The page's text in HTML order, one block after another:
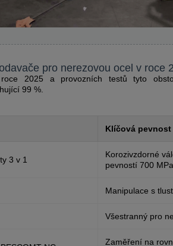
pro nerezovou ocel v roce
2025 a provozních testů tyto
99 %.
Klíčová pevnost
3 v 1
Korozivzdorné
pevností 700 MPa
Manipulace s
Všestranný pro
Zaměření na